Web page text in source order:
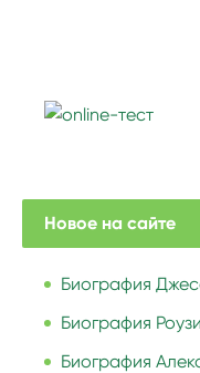
Новое на сайте
Биография
Биография
Биография